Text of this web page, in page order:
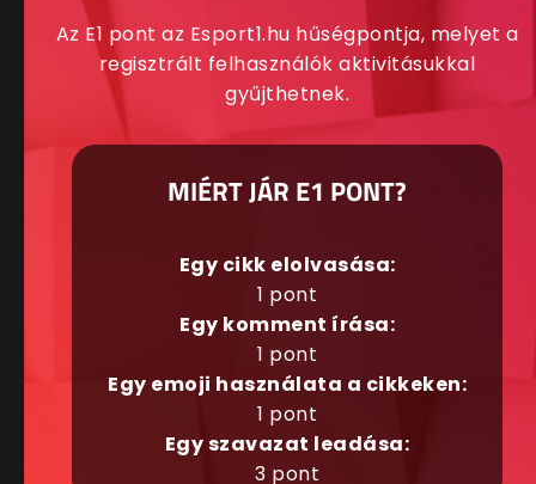
Az E1 pont az Esport1.hu hűségpontja, melyet a
regisztrált felhasználók aktivitásukkal
gyűjthetnek.
MIÉRT JÁR E1 PONT?
Egy cikk elolvasása:
1 pont
Egy komment írása:
1 pont
Egy emoji használata a cikkeken:
1 pont
Egy szavazat leadása:
3 pont